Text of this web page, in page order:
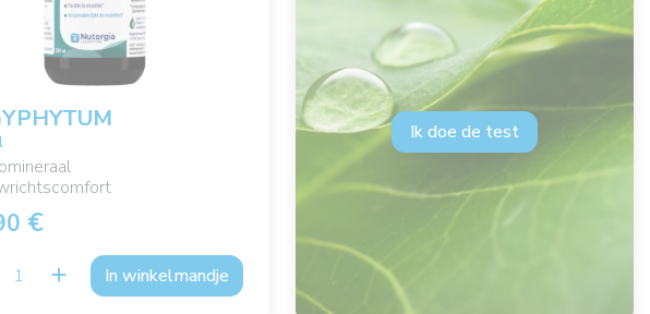
€
In winkelmandje
Ik doe de test